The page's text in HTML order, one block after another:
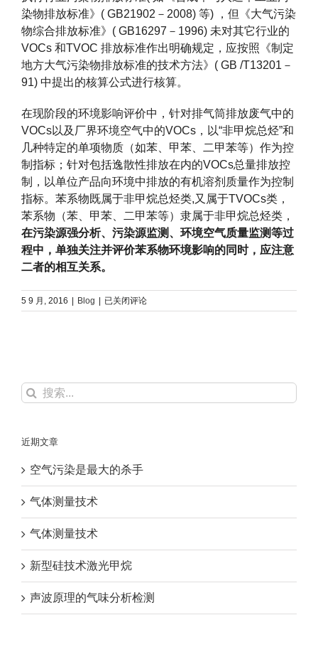
染物排放标准》( GB21902－2008) 等) ，但《大气污染
物综合排放标准》( GB16297－1996) 未对其它行业的
VOCs 和TVOC 排放标准作出明确规定，应按照《制定
地方大气污染物排放标准的技术方法》( GB /T13201－
91) 中提出的核算公式进行核算。
在现阶段的环境影响评价中，针对排气筒排放废气中的
VOCs以及厂界环境空气中的VOCs，以“非甲烷总烃”和
几种特定的单项物质（如苯、甲苯、二甲苯等）作为控
制指标；针对包括逸散性排放在内的VOCs总量排放控
制，以单位产品向环境中排放的有机溶剂质量作为控制
指标。苯系物既属于非甲烷总烃类,又属于TVOCs类，
苯系物（苯、甲苯、二甲苯等）隶属于非甲烷总烃类，
在污染源强分析、污染源监测、环境空气质量监测等过
程中，单独关注并评价苯系物环境影响的同时，应注意
二者的相互关系。
5 9 月, 2016 Blog
NMHC、
VOCs、
区
已关闭评论
搜
索：
近期文章
空气污染是最大的杀手
气体测量技术
气体测量技术
新型硅技术激光甲烷
声波原理的气味分析检测